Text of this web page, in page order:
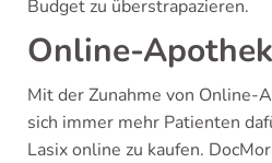
Budget zu überstrapazieren.
Online-
Mit der Zunahme von Online-
sich immer mehr Patienten
Lasix online zu kaufen.